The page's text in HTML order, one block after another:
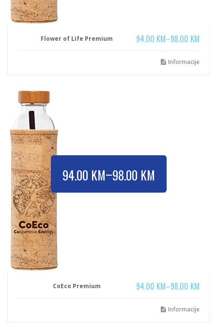
94.00 KM–98.00 KM
Flower of Life Premium
Informacije
94.00 KM–98.00 KM
94.00 KM–98.00 KM
CoEco Premium
Informacije